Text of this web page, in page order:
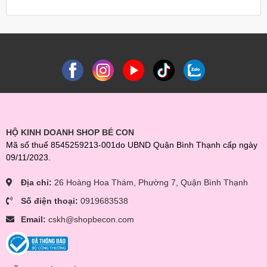
HỘ KINH DOANH SHOP BÉ CON
Mã số thuế 8545259213-001do UBND Quận Bình Thạnh cấp ngày
09/11/2023.
Địa chỉ: 26 Hoàng Hoa Thám, Phường 7, Quận Bình Thạnh
Số điện thoại: 0919683538
Email: cskh@shopbecon.com